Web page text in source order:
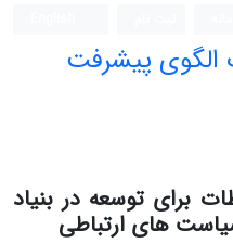
الگوی پیشرفت
برای توسعه در بنیاد
سیاست های ارتباطی